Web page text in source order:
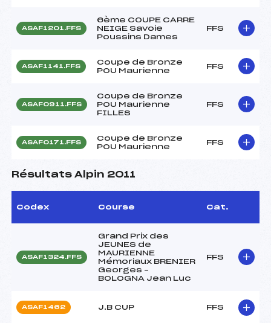
ASAF1201.FFS
6ème COUPE CARRE
NEIGE Savoie
Poussins Dames
FFS
ASAF1141.FFS
Coupe de Bronze
POU Maurienne
FFS
ASAF0911.FFS
Coupe de Bronze
POU Maurienne
FILLES
FFS
ASAF0171.FFS
Coupe de Bronze
POU Maurienne
FFS
Résultats Alpin 2011
Codex Course Cat.
ASAF1324.FFS
Grand Prix des
JEUNES de
MAURIENNE
Mémoriaux BRENIER
Georges –
BOLOGNA Jean Luc
FFS
ASAF1462 J.B CUP FFS